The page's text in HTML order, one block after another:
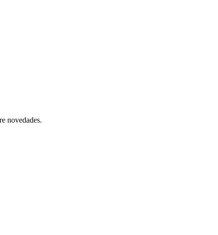
novedades.